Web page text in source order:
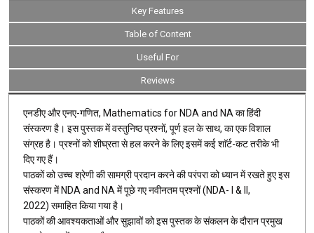
Key Features
Table of Content
Useful For
Reviews
एनडीए और एनए-गणित, Mathematics for NDA and NA का हिंदी
संस्करण है। इस पुस्तक में वस्तुनिष्ठ प्रश्नों, पूर्ण हल के साथ, का एक विशाल
संग्रह है। प्रश्नों को शीघ्रता से हल करने के लिए इसमें कई शाॅर्ट-कट तरीके भी
दिए गए हैं।
पाठकों को उच्च श्रेणी की सामग्री प्रदान करने की परंपरा को ध्यान में रखते हुए इस
संस्करण में NDA and NA में पूछे गए नवीनतम प्रश्नों (NDA- I & II,
2022) समाहित किया गया है।
पाठकों की आवश्यकताओं और सुझावों को इस पुस्तक के संकलन के दौरान प्रमुख